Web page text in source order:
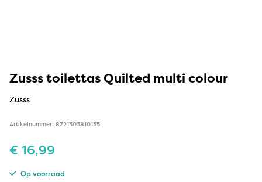
Zusss toilettas Quilted multi colour
Zusss
Artikelnummer: 8721303810135
€ 16,99
Op voorraad